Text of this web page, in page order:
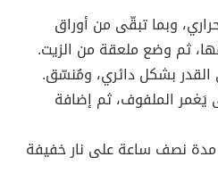
وبما تبقّى من أوراق
ثم وضع ملعقة من الزيت.
بشكل دائري، ومُنسّق.
يَغمر الملفوف، ثم إضافة
نصف ساعة على نار خفيفة